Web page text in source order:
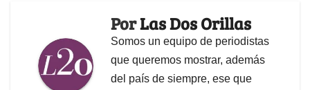
PorLas Dos Orillas
Somos un equipo de periodistas
que queremos mostrar, además
del país de siempre, ese que